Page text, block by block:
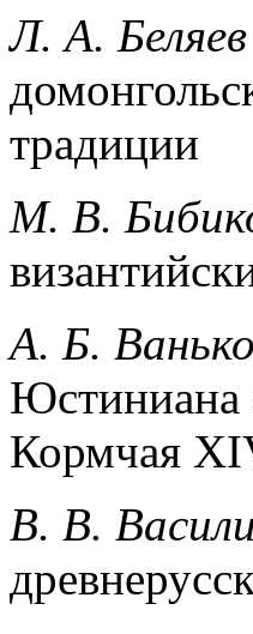
Л. А. Беляев
традиции
М. В.
А. Б.
Юстиниана
Кормчая
В. В.